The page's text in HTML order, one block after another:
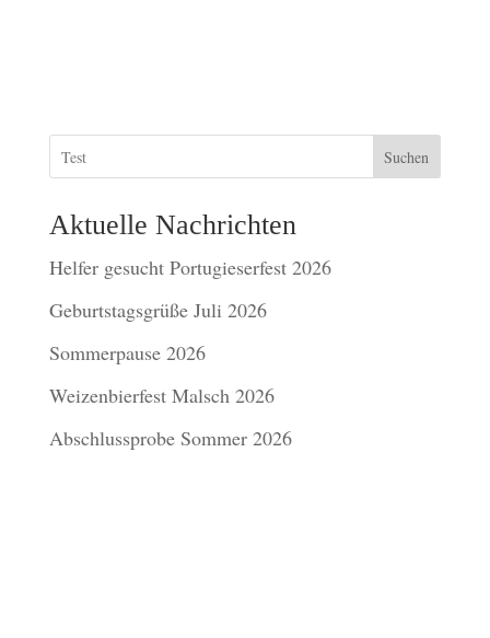
Suchen
Aktuelle Nachrichten
Helfer gesucht Portugieserfest 2026
Geburtstagsgrüße Juli 2026
Sommerpause 2026
Weizenbierfest Malsch 2026
Abschlussprobe Sommer 2026